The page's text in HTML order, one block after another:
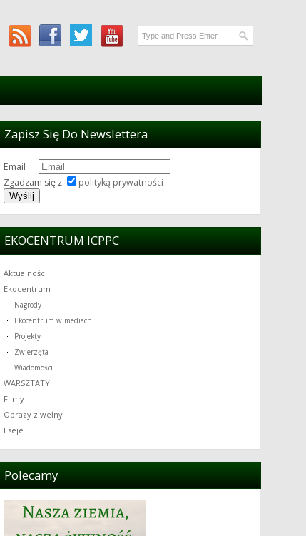
Zapisz Się Do Newslettera
Email
Zgadzam się z
polityką prywatności
EKOCENTRUM ICPPC
Aktualności
Ekocentrum
Nagrody
Ekocentrum w mediach
Projekty
Zwierzęta
Wiadomości
WARSZTATY
Filmy
Obrazy z wełny
Eseje
Polecamy